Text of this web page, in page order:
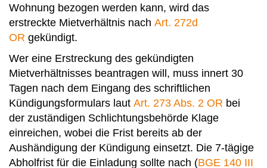
Wohnung bezogen werden kann, wird das
erstreckte Mietverhältnis nach Art. 272d
OR gekündigt.
Wer eine Erstreckung des gekündigten
Mietverhältnisses beantragen will, muss innert 30
Tagen nach dem Eingang des schriftlichen
Kündigungsformulars laut Art. 273 Abs. 2 OR bei
der zuständigen Schlichtungsbehörde Klage
einreichen, wobei die Frist bereits ab der
Aushändigung der Kündigung ein­setzt. Die 7-tägige
Abholfrist für die Einladung sollte nach (BGE 140 III